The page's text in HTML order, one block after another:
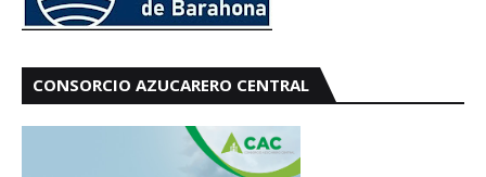
CONSORCIO AZUCARERO CENTRAL